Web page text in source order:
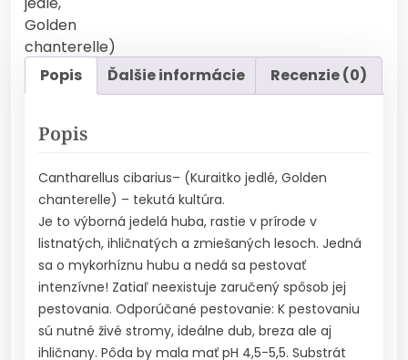
Popis Ďalšie informácie Recenzie (0)
Popis
Cantharellus cibarius– (Kuraitko jedlé, Golden
chanterelle) – tekutá kultúra.
Je to výborná jedelá huba, rastie v prírode v
listnatých, ihličnatých a zmiešaných lesoch. Jedná
sa o mykorhíznu hubu a nedá sa pestovať
intenzívne! Zatiaľ neexistuje zaručený spôsob jej
pestovania. Odporúčané pestovanie: K pestovaniu
sú nutné živé stromy, ideálne dub, breza ale aj
ihličnany. Pôda by mala mať pH 4,5-5,5. Substrát